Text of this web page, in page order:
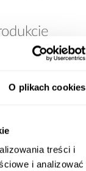
O plikach cookies
treści i
i analizować